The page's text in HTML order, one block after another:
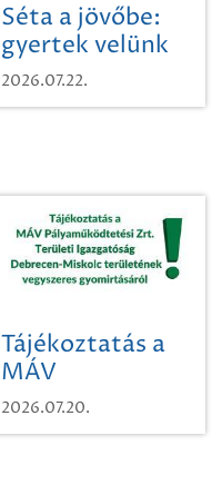
Séta a jövőbe:
gyertek velünk
egy városi
időutazásra!
2026.07.22.
Tájékoztatás a
MÁV
Pályaműködtetési
Zrt. Területi
2026.07.20.